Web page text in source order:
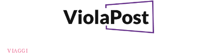
VIAGGI